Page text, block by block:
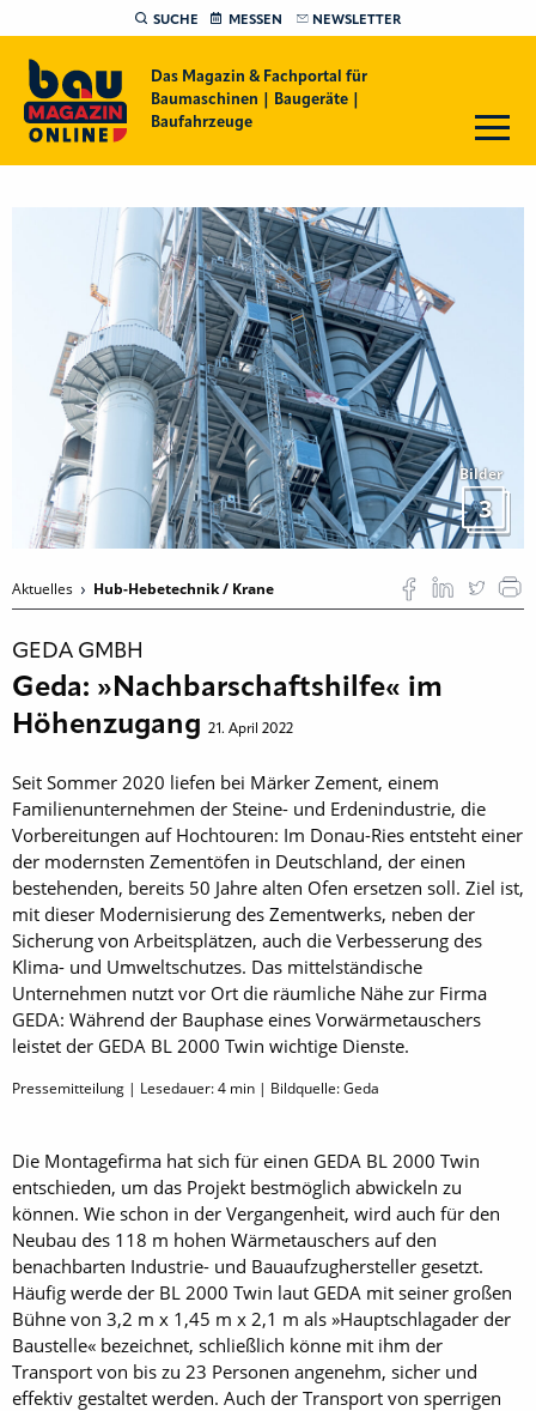
SUCHE MESSEN NEWSLETTER
Das Magazin & Fachportal für
Baumaschinen | Baugeräte |
Baufahrzeuge
Bilder
3
Aktuelles Hub-Hebetechnik / Krane
GEDA GMBH
Geda: »Nachbarschaftshilfe« im
Höhenzugang 21. April 2022
Seit Sommer 2020 liefen bei Märker Zement, einem
Familienunternehmen der Steine- und Erdenindustrie, die
Vorbereitungen auf Hochtouren: Im Donau-Ries entsteht einer
der modernsten Zementöfen in Deutschland, der einen
bestehenden, bereits 50 Jahre alten Ofen ersetzen soll. Ziel ist,
mit dieser Modernisierung des Zementwerks, neben der
Sicherung von Arbeitsplätzen, auch die Verbesserung des
Klima- und Umweltschutzes. Das mittelständische
Unternehmen nutzt vor Ort die räumliche Nähe zur Firma
GEDA: Während der Bauphase eines Vorwärmetauschers
leistet der GEDA BL 2000 Twin wichtige Dienste.
Pressemitteilung | Lesedauer:4 min | Bildquelle: Geda
Die Montagefirma hat sich für einen GEDA BL 2000 Twin
entschieden, um das Projekt bestmöglich abwickeln zu
können. Wie schon in der Vergangenheit, wird auch für den
Neubau des 118 m hohen Wärmetauschers auf den
benachbarten Industrie- und Bauaufzughersteller gesetzt.
Häufig werde der BL 2000 Twin laut GEDA mit seiner großen
Bühne von 3,2 m x 1,45 m x 2,1 m als »Hauptschlagader der
Baustelle« bezeichnet, schließlich könne mit ihm der
Transport von bis zu 23 Personen angenehm, sicher und
effektiv gestaltet werden. Auch der Transport von sperrigen